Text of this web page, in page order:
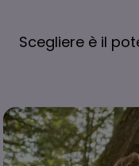
Scegliere è il